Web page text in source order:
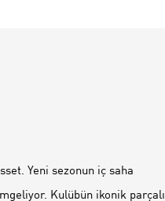
Yeni sezonun iç saha
Kulübün ikonik parçalı